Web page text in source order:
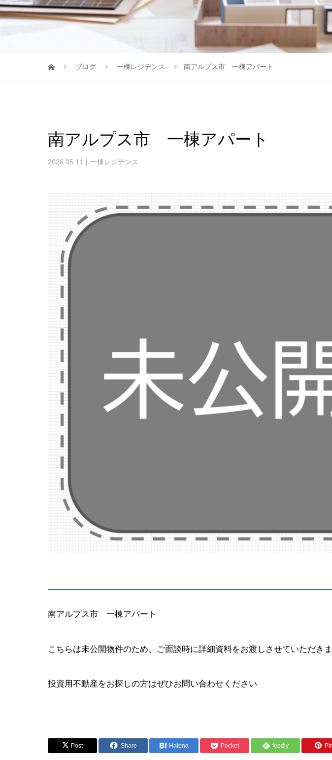
ブログ 一棟レジデンス 南アルプス市 一棟アパート
南アルプス市 一棟アパート
2026.05.11 一棟レジデンス
南アルプス市 一棟アパート
こちらは未公開物件のため、ご面談時に詳細資料をお渡しさせていただきま
投資用不動産をお探しの方はぜひお問い合わせください
Post Share Hatena Pocket feedly